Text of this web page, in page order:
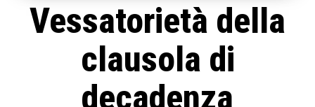
Vessatorietà della
clausola di
decadenza